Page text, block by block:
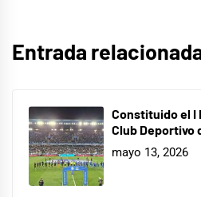
Entrada
Constituido el I
Club Deportivo
mayo 13, 2026